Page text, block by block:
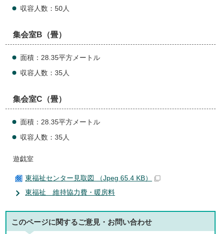
収容人数：50人
集会室B（畳）
面積：28.35平方メートル
収容人数：35人
集会室C（畳）
面積：28.35平方メートル
収容人数：35人
遊戯室
東福祉センター見取図 （Jpeg 65.4 KB）
東福祉 維持協力費・暖房料
このページに関するご意見・お問い合わせ